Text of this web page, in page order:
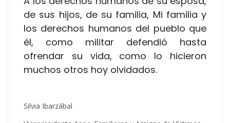
de sus hijos, de su familia, Mi familia y
los derechos humanos del pueblo que
él, como militar defendió hasta
ofrendar su vida, como lo hicieron
muchos otros hoy olvidados.
Silvia Ibarzábal